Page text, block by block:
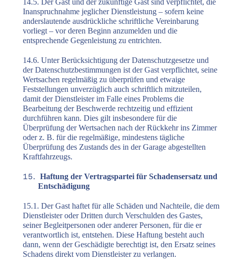
14.5. Der Gast und der zukünftige Gast sind verpflichtet, die
Inanspruchnahme jeglicher Dienstleistung – sofern keine
anderslautende ausdrückliche schriftliche Vereinbarung
vorliegt – vor deren Beginn anzumelden und die
entsprechende Gegenleistung zu entrichten.
14.6. Unter Berücksichtigung der Datenschutzgesetze und
der Datenschutzbestimmungen ist der Gast verpflichtet, seine
Wertsachen regelmäßig zu überprüfen und etwaige
Feststellungen unverzüglich auch schriftlich mitzuteilen,
damit der Dienstleister im Falle eines Problems die
Bearbeitung der Beschwerde rechtzeitig und effizient
durchführen kann. Dies gilt insbesondere für die
Überprüfung der Wertsachen nach der Rückkehr ins Zimmer
oder z. B. für die regelmäßige, mindestens tägliche
Überprüfung des Zustands des in der Garage abgestellten
Kraftfahrzeugs.
Haftung der Vertragspartei für Schadensersatz und
Entschädigung
15.1. Der Gast haftet für alle Schäden und Nachteile, die dem
Dienstleister oder Dritten durch Verschulden des Gastes,
seiner Begleitpersonen oder anderer Personen, für die er
verantwortlich ist, entstehen. Diese Haftung besteht auch
dann, wenn der Geschädigte berechtigt ist, den Ersatz seines
Schadens direkt vom Dienstleister zu verlangen.